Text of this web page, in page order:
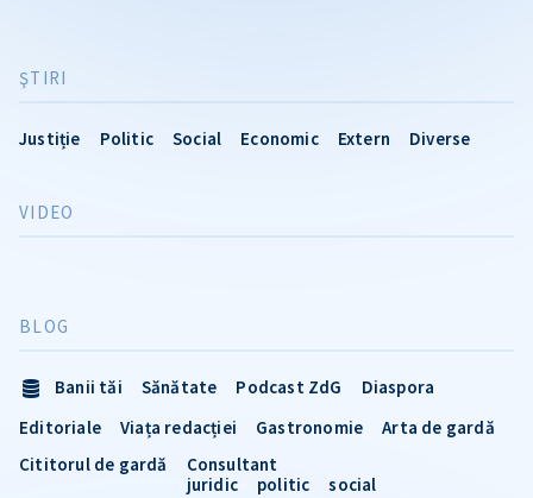
ŞTIRI
Justiție Politic Social Economic Extern Diverse
VIDEO
BLOG
Banii tăi Sănătate Podcast ZdG
Diaspora
Editoriale
Viața redacției Gastronomie
Arta de gardă
Cititorul de gardă
Consultant
juridic
politic social